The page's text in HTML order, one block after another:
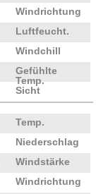
Windrichtung
Luftfeucht.
Windchill
Gefühlte
Temp.
Sicht
Temp.
Niederschlag
Windstärke
Windrichtung